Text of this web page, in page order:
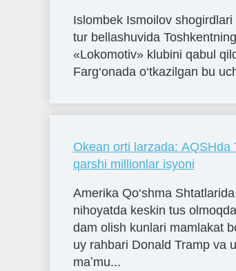
Islombek Ismoilov shogirdlari
tur bellashuvida Toshkentning
«Lokomotiv» klubini qabul
Farg‘onada o‘tkazilgan bu
Okean orti larzada: AQSHda
qarshi millionlar isyoni
Amerika Qo‘shma
nihoyatda keskin tus
dam olish kunlari mamlakat
uy rahbari Donald Tramp va
maʼmu...